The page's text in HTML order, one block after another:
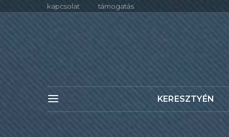
kapcsolat támogatás
KERESZTYÉN